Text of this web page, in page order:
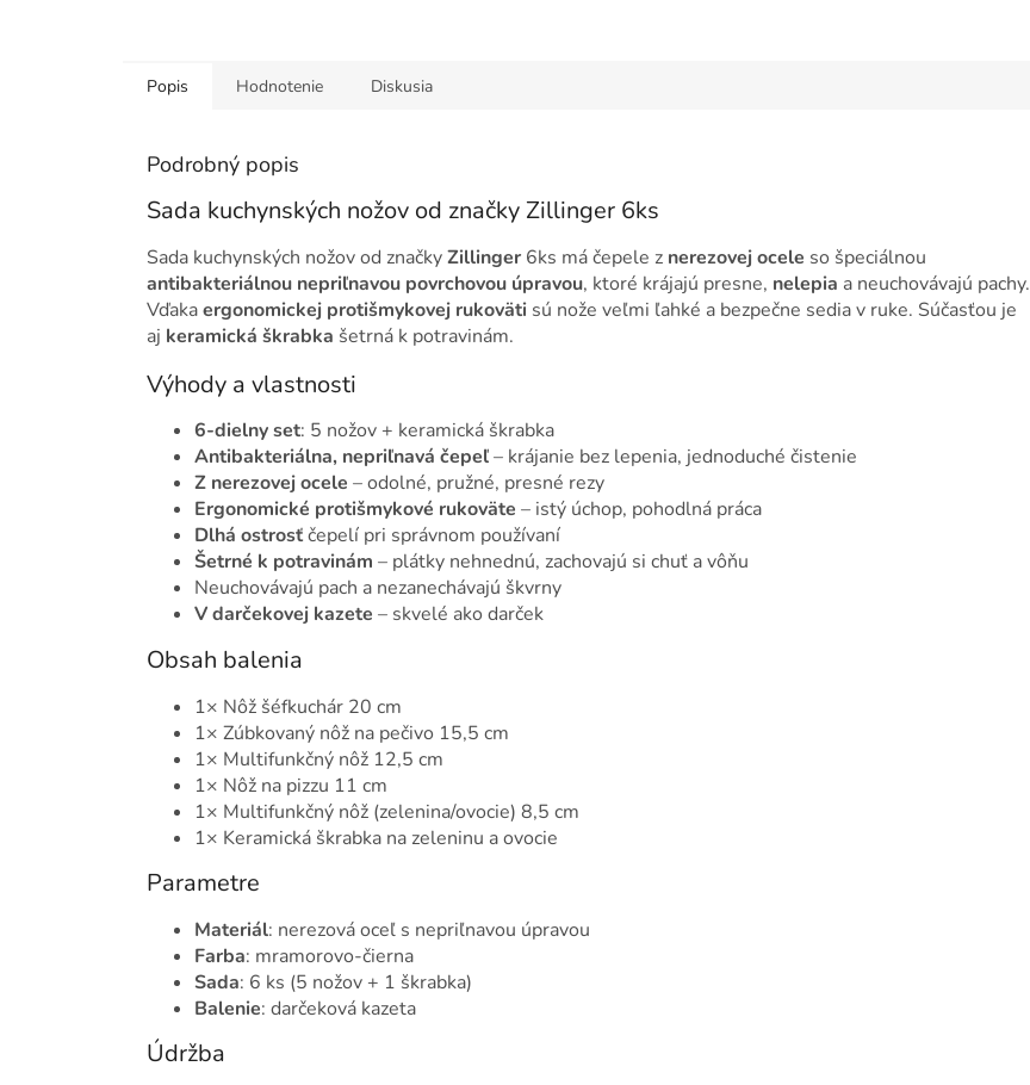
Popis Hodnotenie Diskusia
Podrobný popis
Sada kuchynských nožov od značky Zillinger 6ks
Sada kuchynských nožov od značkyZillinger 6ks má čepele z nerezovej ocele so špeciálnou
antibakteriálnou nepriľnavou povrchovou úpravou, ktoré krájajú presne, nelepia a neuchovávajú pachy.
Vďakaergonomickej protišmykovej rukoväti sú nože veľmi ľahké a bezpečne sedia v ruke. Súčasťou je
aj keramická škrabka šetrná k potravinám.
Výhody a vlastnosti
6-dielny set: 5 nožov + keramická škrabka
Antibakteriálna, nepriľnavá čepeľ– krájanie bez lepenia, jednoduché čistenie
Z nerezovej ocele – odolné, pružné, presné rezy
Ergonomické protišmykové rukoväte – istý úchop, pohodlná práca
Dlhá ostrosťčepelí pri správnom používaní
Šetrné k potravinám – plátky nehnednú, zachovajú si chuť a vôňu
Neuchovávajú pach a nezanechávajú škvrny
V darčekovej kazete – skvelé ako darček
Obsah balenia
1× Nôž šéfkuchár 20 cm
1× Zúbkovaný nôž na pečivo 15,5 cm
1× Multifunkčný nôž 12,5 cm
1× Nôž na pizzu 11 cm
1× Multifunkčný nôž (zelenina/ovocie) 8,5 cm
1× Keramická škrabka na zeleninu a ovocie
Parametre
Materiál: nerezová oceľ s nepriľnavou úpravou
Farba: mramorovo-čierna
Sada: 6 ks (5 nožov + 1 škrabka)
Balenie: darčeková kazeta
Údržba